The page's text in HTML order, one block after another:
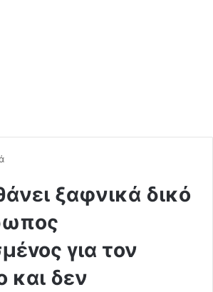
ξαφνικά δικό
για τον
και δεν